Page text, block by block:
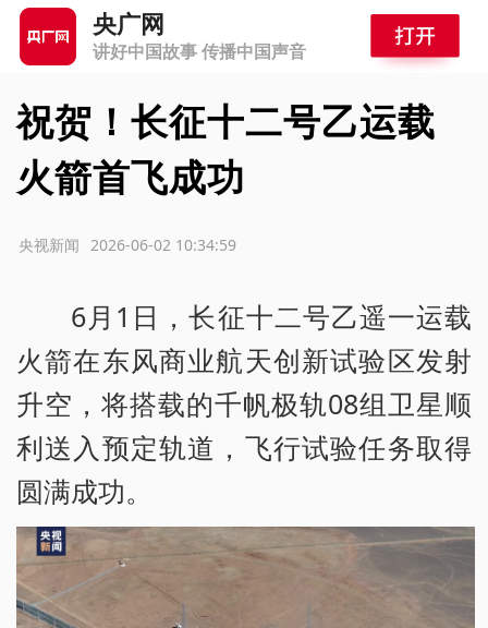
央广网
讲好中国故事 传播中国声音
祝贺！长征十二号乙运载
火箭首飞成功
2026-06-02 10:34:59
央视新闻
6月1日，长征十二号乙遥一运载
火箭在东风商业航天创新试验区发射
升空，将搭载的千帆极轨08组卫星顺
利送入预定轨道，飞行试验任务取得
圆满成功。